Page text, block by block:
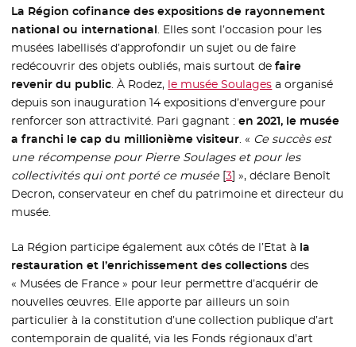
La Région cofinance des expositions de rayonnement
national ou international . Elles sont l’occasion pour les
musées labellisés d’approfondir un sujet ou de faire
redécouvrir des objets oubliés, mais surtout defaire
revenir du public . À Rodez, le musée Soulages - Nouvelle
a organisé
depuis son inauguration 14 expositions d’envergure pour
renforcer son attractivité. Pari gagnant :en 2021, le musée
a franchi le cap du millionième visiteur . « Ce succès est
une récompense pour Pierre Soulages et pour les
collectivités qui ont porté ce musée [3] », déclare Benoît
Decron, conservateur en chef du patrimoine et directeur du
musée.
La Région participe également aux côtés de l’Etat à la
restauration et l’enrichissement des collections des
« Musées de France » pour leur permettre d’acquérir de
nouvelles œuvres. Elle apporte par ailleurs un soin
particulier à la constitution d’une collection publique d’art
contemporain de qualité, via les Fonds régionaux d’art